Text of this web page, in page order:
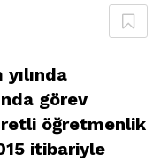
görev
öğretmenlik
itibariyle